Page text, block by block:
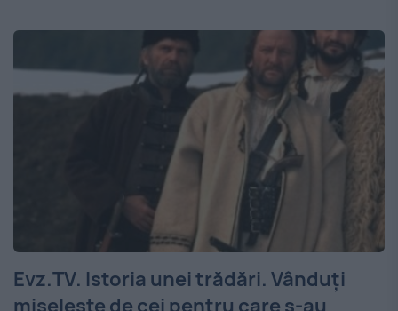
Evz.TV. Istoria unei trădări. Vânduți